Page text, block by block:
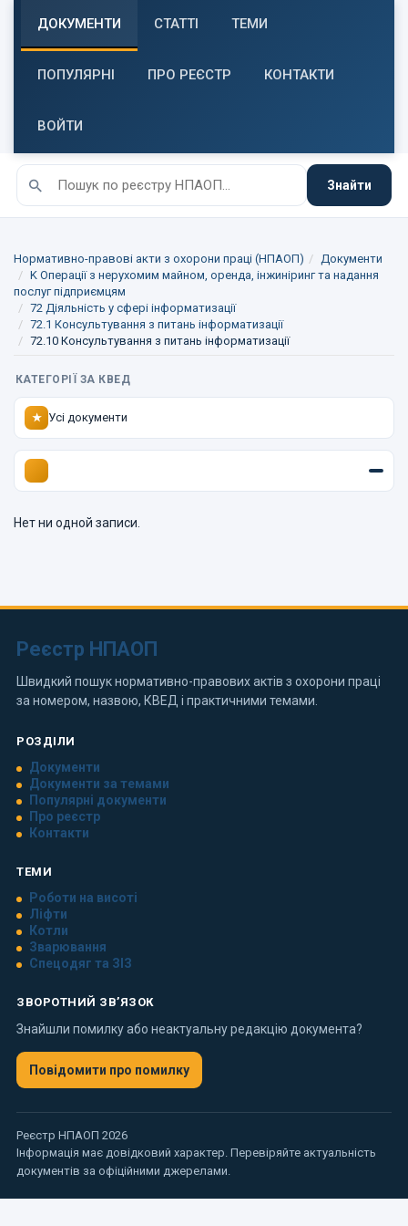
ДОКУМЕНТИ СТАТТІ ТЕМИ
ПОПУЛЯРНІ ПРО РЕЄСТР КОНТАКТИ
ВОЙТИ
Знайти
Нормативно-правові акти з охорони праці (НПАОП)
Документи
K Операції з нерухомим майном, оренда, інжиніринг та надання
послуг підприємцям
72 Діяльність у сфері інформатизації
72.1 Консультування з питань інформатизації
72.10 Консультування з питань інформатизації
КАТЕГОРІЇ ЗА КВЕД
★ Усі документи
Нет ни одной записи.
Реєстр НПАОП
Швидкий пошук нормативно-правових актів з охорони праці
за номером, назвою, КВЕД і практичними темами.
РОЗДІЛИ
Документи
Документи за темами
Популярні документи
Про реєстр
Контакти
ТЕМИ
Роботи на висоті
Ліфти
Котли
Зварювання
Спецодяг та ЗІЗ
ЗВОРОТНИЙ ЗВ’ЯЗОК
Знайшли помилку або неактуальну редакцію документа?
Повідомити про помилку
Реєстр НПАОП 2026
Інформація має довідковий характер. Перевіряйте актуальність
документів за офіційними джерелами.